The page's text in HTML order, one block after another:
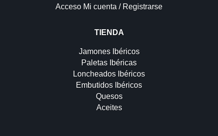
Acceso Mi cuenta / Registrarse
TIENDA
Jamones Ibéricos
Paletas Ibéricas
Loncheados Ibéricos
Embutidos Ibéricos
Quesos
Aceites